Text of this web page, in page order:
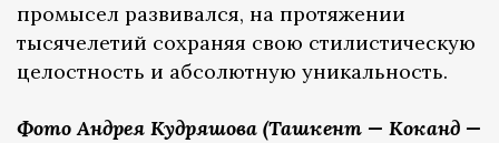
промысел развивался, на протяжении
тысячелетий сохраняя свою стилистическую
целостность и абсолютную уникальность.
Фото Андрея Кудряшова (Ташкент — Коканд —